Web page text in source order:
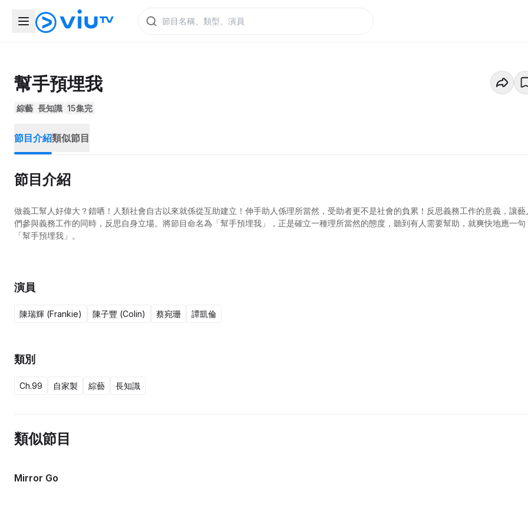
幫手預埋我
綜藝 長知識 15集完
節目介紹類似節目
節目介紹
做義工幫人好偉大？錯哂！人類社會自古以來就係從互助建立！伸手助人係理所當然，受助者更不是社會的負累！反思義務工作的意義，讓藝
們參與義務工作的同時，反思自身立場。將節目命名為「幫手預埋我」，正是確立一種理所當然的態度，聽到有人需要幫助，就爽快地應一句
「幫手預埋我」。
演員
陳瑞輝 (Frankie) 陳子豐 (Colin) 蔡宛珊 譚凱倫
類別
Ch.99 自家製 綜藝 長知識
類似節目
Mirror Go